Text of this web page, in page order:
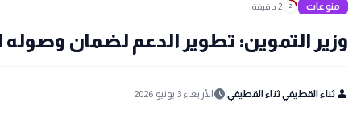
منوعات 2 2 دقيقة
وزير التموين: تطوير الدعم لضمان
person ثناء القطيفي ثناء القطيفي schedule الأربعاء 3 يونيو 2026